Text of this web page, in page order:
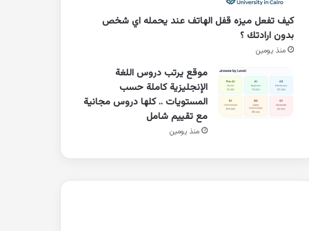
كيف تفعل ميزه قفل الهاتف عند يحمله اي شخص
بدون ارادتك ؟
منذ يومين
موقع يرتب دروس اللغة
الإنجليزية كاملة حسب
المستويات .. كلها دروس مجانية
مع تقييم شامل
منذ يومين